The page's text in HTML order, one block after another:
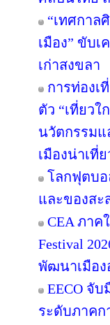
“เทศกาล
เมือง” ขับเ
เก่าสงขลา
การท่องเ
ตัว “เที่ยวใ
นวัตกรรมแ
เมืองน่าเที่ย
โลกฟุตบอ
และของสะ
CEA ภาค
Festival
พัฒนาเมือง
EECO จั
ระดับภาคก